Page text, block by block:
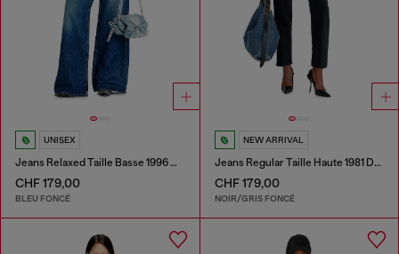
UNISEX
Jeans Relaxed Taille Basse 1996 D-Sire
CHF 179,00
BLEU FONCÉ
NEW ARRIVAL
Jeans Regular Taille Haute 1981 D-Went
CHF 179,00
NOIR/GRIS FONCÉ